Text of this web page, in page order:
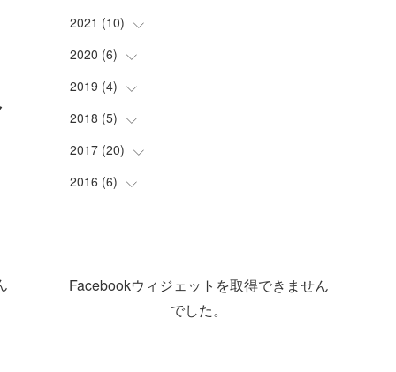
(1)
(1
(3)
(2
(2
(2
(1)
(1
(3
(4
(4)
(2)
(3
(1
(9
(1)
(1
2021 (10)
(1
(2
(1
(4)
(1
2020 (6)
(5
(1
2019 (4)
(1
(2)
(1
2018 (5)
(1)
(1
2017 (20)
(1
2016 (6)
Facebookウィジェットを取得できません
でした。